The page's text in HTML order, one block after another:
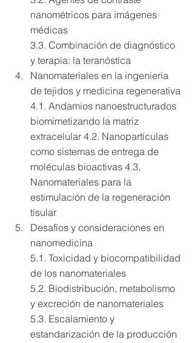
nanométricos para imágenes
médicas
3.3. Combinación de diagnóstico
y terapia: la teranóstica
Nanomateriales en la ingeniería
de tejidos y medicina regenerativa
4.1. Andamios nanoestructurados
biomimetizando la matriz
extracelular 4.2. Nanopartículas
como sistemas de entrega de
moléculas bioactivas 4.3.
Nanomateriales para la
estimulación de la regeneración
tisular
Desafíos y consideraciones en
nanomedicina
5.1. Toxicidad y biocompatibilidad
de los nanomateriales
5.2. Biodistribución, metabolismo
y excreción de nanomateriales
5.3. Escalamiento y
estandarización de la producción